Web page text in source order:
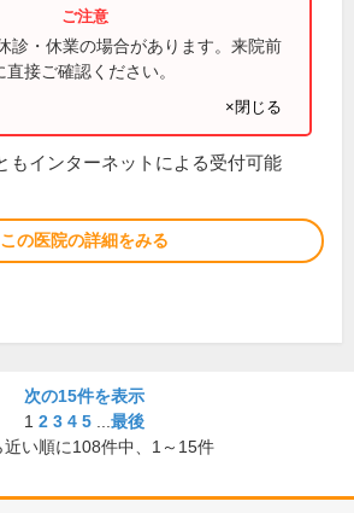
診・休業の場合があります。来院前
接ご確認ください。
×閉じる
もインターネットによる受付可能
この医院の詳細をみる
次の15件を表示
1 2 3 4 5
最後
い順に108件中、 1～15件